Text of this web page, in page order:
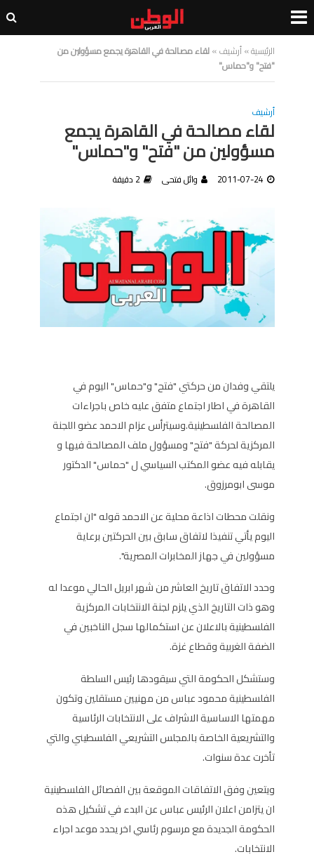
الرئيسية»أرشيف»لقاء مصالحة في القاهرة يجمع مسؤولين من
"فتح" و"حماس"
أرشيف
لقاء مصالحة في القاهرة يجمع
مسؤولين من "فتح" و"حماس"
2011-07-24 وائل فتحى 2 دقيقة
يلتقي وفدان من حركتي "فتح" و"حماس" اليوم في
القاهرة في اطار اجتماع متفق عليه خاص باجراءات
المصالحة الفلسطينية.وسيترأس عزام الاحمد عضو اللجنة
المركزية لحركة "فتح" ومسؤول ملف المصالحة فيها و
يقابله فيه عضو المكتب السياسي ل "حماس" الدكتور
موسى ابومرزوق.
ونقلت محطات اذاعة محلية عن الاحمد قوله "ان اجتماع
اليوم يأتي تنفيذا لاتفاق سابق بين الحركتين برعاية
مسؤولين في جهاز المخابرات المصرية".
وحدد الاتفاق تاريخ العاشر من شهر ابريل الحالي موعدا له
وهو ذات التاريخ الذي يلزم لجنة الانتخابات المركزية
الفلسطينية بالاعلان عن استكمالها سجل الناخبين في
الضفة الغربية وقطاع غزة.
وستشكل الحكومة التي سيقودها رئيس السلطة
الفلسطينية محمود عباس من مهنيين مستقلين وتكون
مهمتها الاساسية الاشراف على الانتخابات الرئاسية
والتشريعية الخاصة بالمجلس التشريعي الفلسطيني والتي
تأخرت عدة سنوات.
ويتعين وفق الاتفاقات الموقعة بين الفصائل الفلسطينية
ان يتزامن اعلان الرئيس عباس عن البدء في تشكيل هذه
الحكومة الجديدة مع مرسوم رئاسي اخر يحدد موعد اجراء
الانتخابات.